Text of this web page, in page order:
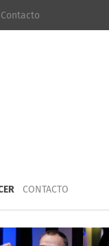
Contacto
CONTACTO